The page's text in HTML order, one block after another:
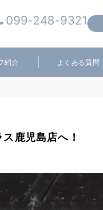
099-248-9321
紹介 よくある質問
鹿児島店へ！